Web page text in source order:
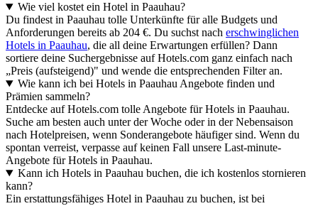
Wie viel kostet ein Hotel in Paauhau?
Du findest in Paauhau tolle Unterkünfte für alle Budgets und
Anforderungen bereits ab 204 €. Du suchst nach erschwinglichen
Hotels in Paauhau, die all deine Erwartungen erfüllen? Dann
sortiere deine Suchergebnisse auf Hotels.com ganz einfach nach
„Preis (aufsteigend)" und wende die entsprechenden Filter an.
Wie kann ich bei Hotels in Paauhau Angebote finden und
Prämien sammeln?
Entdecke auf Hotels.com tolle Angebote für Hotels in Paauhau.
Suche am besten auch unter der Woche oder in der Nebensaison
nach Hotelpreisen, wenn Sonderangebote häufiger sind. Wenn du
spontan verreist, verpasse auf keinen Fall unsere Last-minute-
Angebote für Hotels in Paauhau.
Kann ich Hotels in Paauhau buchen, die ich kostenlos stornieren
kann?
Ein erstattungsfähiges Hotel in Paauhau zu buchen, ist bei